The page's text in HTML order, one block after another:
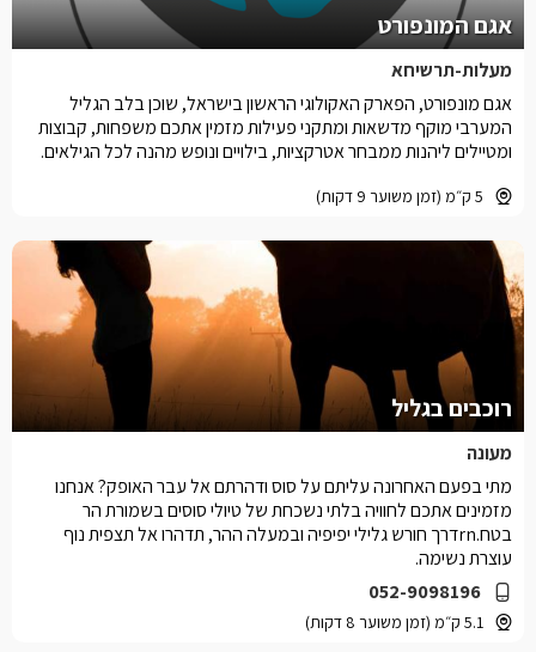
אגם המונפורט
מעלות-תרשיחא
5 ק״מ (זמן משוער 9 דקות)
אגם מונפורט, הפארק האקולוגי הראשון בישראל, שוכן בלב הגליל
המערבי מוקף מדשאות ומתקני פעילות מזמין אתכם משפחות, קבוצות
ומטיילים ליהנות ממבחר אטרקציות, בילויים ונופש מהנה לכל הגילאים.
רוכבים בגליל
מעונה
052-9098196
5.1 ק״מ (זמן משוער 8 דקות)
מתי בפעם האחרונה עליתם על סוס ודהרתם אל עבר האופק? אנחנו
מזמינים אתכם לחוויה בלתי נשכחת של טיולי סוסים בשמורת הר
בטח.rnדרך חורש גלילי יפיפיה ובמעלה ההר, תדהרו אל תצפית נוף
עוצרת נשימה.